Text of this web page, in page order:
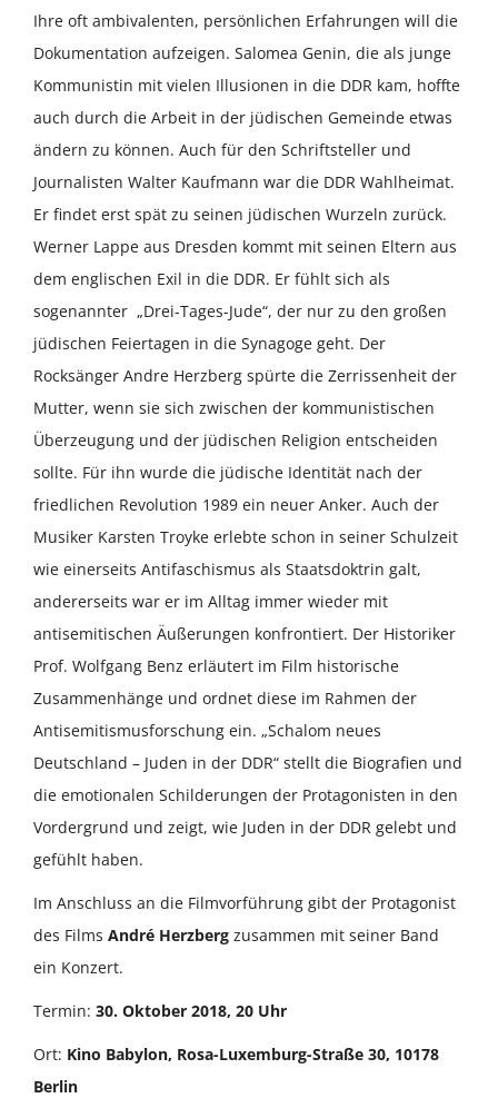
Ihre oft ambivalenten, persönlichen Erfahrungen will die
Dokumentation aufzeigen. Salomea Genin, die als junge
Kommunistin mit vielen Illusionen in die DDR kam, hoffte
auch durch die Arbeit in der jüdischen Gemeinde etwas
ändern zu können. Auch für den Schriftsteller und
Journalisten Walter Kaufmann war die DDR Wahlheimat.
Er findet erst spät zu seinen jüdischen Wurzeln zurück.
Werner Lappe aus Dresden kommt mit seinen Eltern aus
dem englischen Exil in die DDR. Er fühlt sich als
sogenannter „Drei-Tages-Jude“, der nur zu den großen
jüdischen Feiertagen in die Synagoge geht. Der
Rocksänger Andre Herzberg spürte die Zerrissenheit der
Mutter, wenn sie sich zwischen der kommunistischen
Überzeugung und der jüdischen Religion entscheiden
sollte. Für ihn wurde die jüdische Identität nach der
friedlichen Revolution 1989 ein neuer Anker. Auch der
Musiker Karsten Troyke erlebte schon in seiner Schulzeit
wie einerseits Antifaschismus als Staatsdoktrin galt,
andererseits war er im Alltag immer wieder mit
antisemitischen Äußerungen konfrontiert. Der Historiker
Prof. Wolfgang Benz erläutert im Film historische
Zusammenhänge und ordnet diese im Rahmen der
Antisemitismusforschung ein. „Schalom neues
Deutschland – Juden in der DDR“ stellt die Biografien und
die emotionalen Schilderungen der Protagonisten in den
Vordergrund und zeigt, wie Juden in der DDR gelebt und
gefühlt haben.
Im Anschluss an die Filmvorführung gibt der Protagonist
des Films André Herzberg zusammen mit seiner Band
ein Konzert.
Termin: 30. Oktober 2018, 20 Uhr
Ort: Kino Babylon, Rosa-Luxemburg-Straße 30, 10178
Berlin